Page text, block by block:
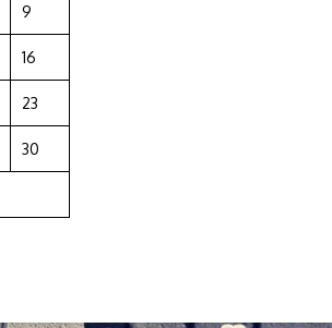
9
16
23
30